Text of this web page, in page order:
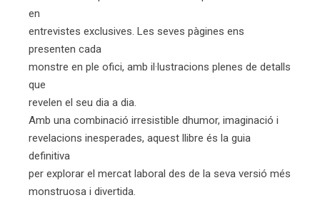
en
entrevistes exclusives. Les seves pàgines ens
presenten cada
monstre en ple ofici, amb il·lustracions plenes de detalls
que
revelen el seu dia a dia.
Amb una combinació irresistible dhumor, imaginació i
revelacions inesperades, aquest llibre és la guia
definitiva
per explorar el mercat laboral des de la seva versió més
monstruosa i divertida.